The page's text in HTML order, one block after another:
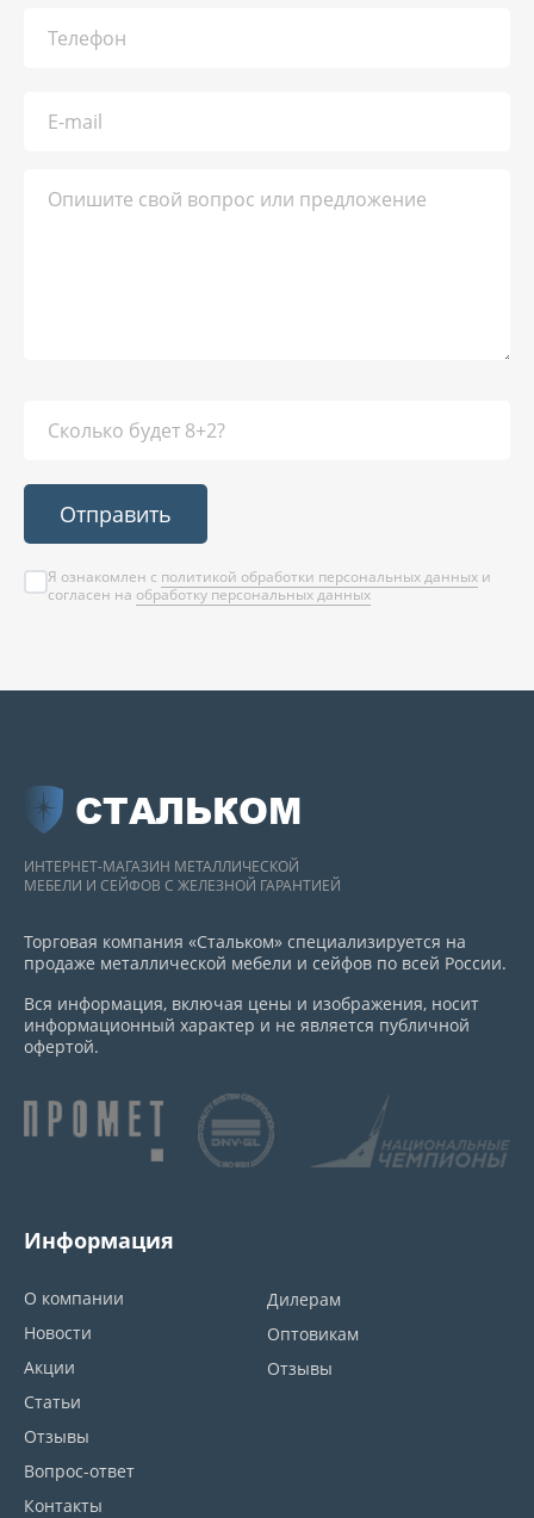
Отправить
Я ознакомлен с политикой обработки персональных данных и
согласен на обработку персональных данных
СТАЛЬКОМ
ИНТЕРНЕТ-МАГАЗИН МЕТАЛЛИЧЕСКОЙ
МЕБЕЛИ И СЕЙФОВ С ЖЕЛЕЗНОЙ ГАРАНТИЕЙ
Торговая компания «Стальком» специализируется на
продаже металлической мебели и сейфов по всей России.
Вся информация, включая цены и изображения, носит
информационный характер и не является публичной
офертой.
Информация
О компании
Новости
Акции
Статьи
Отзывы
Вопрос-ответ
Контакты
Дилерам
Оптовикам
Отзывы